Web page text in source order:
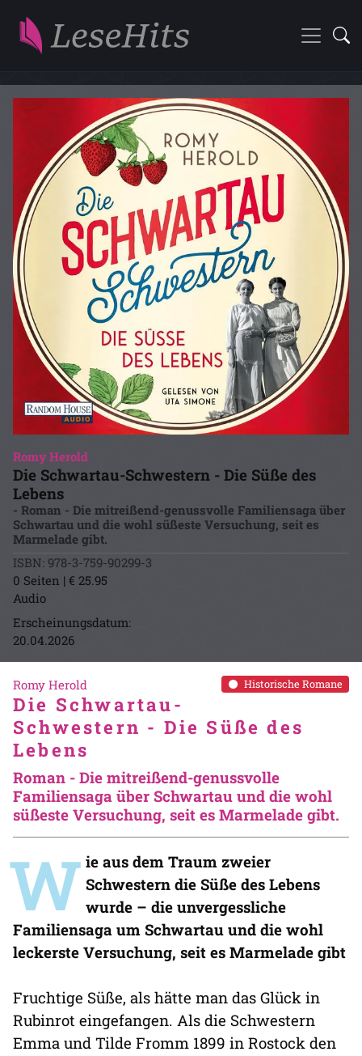
Romy Herold
Die Schwartau-Schwestern - Die Süße des
Lebens
- Roman - Die mitreißend-genussvolle Familiensaga über
Schwartau und die wohl süßeste Versuchung, seit es
Marmelade gibt.
ISBN: 978-3-759-90299-3
0 Seiten | € 25.95
Audio
Erscheinungsdatum:
20.04.2026
Historische Romane
Romy Herold
Die Schwartau-
Schwestern - Die Süße des
Lebens
Roman - Die mitreißend-genussvolle
Familiensaga über Schwartau und die wohl
süßeste Versuchung, seit es Marmelade gibt.
W ie aus dem Traum zweier
Schwestern die Süße des Lebens
wurde – die unvergessliche
Familiensaga um Schwartau und die wohl
leckerste Versuchung, seit es Marmelade gibt
Fruchtige Süße, als hätte man das Glück in
Rubinrot eingefangen. Als die Schwestern
Emma und Tilde Fromm 1899 in Rostock den